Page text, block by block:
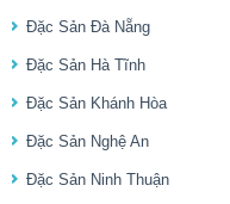
Đặc Sản Đà Nẵng
Đặc Sản Hà Tĩnh
Đặc Sản Khánh Hòa
Đặc Sản Nghệ An
Đặc Sản Ninh Thuận